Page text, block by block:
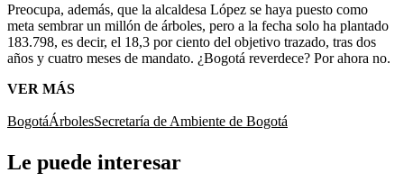
Preocupa, además, que la alcaldesa López se haya puesto como
meta sembrar un millón de árboles, pero a la fecha solo ha plantado
183.798, es decir, el 18,3 por ciento del objetivo trazado, tras dos
años y cuatro meses de mandato. ¿Bogotá reverdece? Por ahora no.
VER MÁS
BogotáÁrbolesSecretaría de Ambiente de Bogotá
Le puede interesar